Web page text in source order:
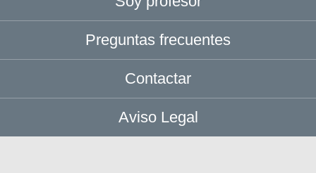
Preguntas frecuentes
Contactar
Aviso Legal